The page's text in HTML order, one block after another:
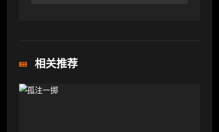
相关推荐